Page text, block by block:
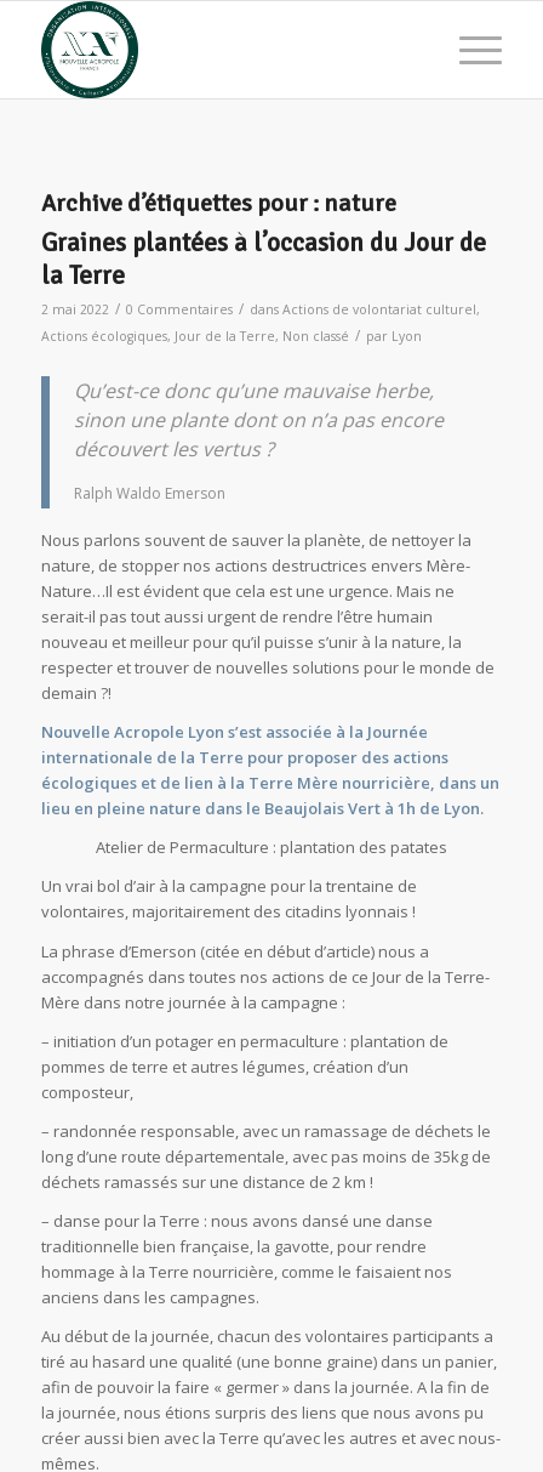
Archive d’étiquettes pour : nature
Graines plantées à l’occasion du Jour de
la Terre
2 mai 2022 / 0 Commentaires / dans Actions de volontariat culturel,
Actions écologiques, Jour de la Terre, Non classé / par Lyon
Qu’est-ce donc qu’une mauvaise herbe,
sinon une plante dont on n’a pas encore
découvert les vertus ?
Ralph Waldo Emerson
Nous parlons souvent de sauver la planète, de nettoyer la
nature, de stopper nos actions destructrices envers Mère-
Nature…Il est évident que cela est une urgence. Mais ne
serait-il pas tout aussi urgent de rendre l’être humain
nouveau et meilleur pour qu’il puisse s’unir à la nature, la
respecter et trouver de nouvelles solutions pour le monde de
demain ?!
Nouvelle Acropole Lyon s’est associée à la Journée
internationale de la Terre pour proposer des actions
écologiques et de lien à la Terre Mère nourricière, dans un
lieu en pleine nature dans le Beaujolais Vert à 1h de Lyon.
Atelier de Permaculture : plantation des patates
Un vrai bol d’air à la campagne pour la trentaine de
volontaires, majoritairement des citadins lyonnais !
La phrase d’Emerson (citée en début d’article) nous a
accompagnés dans toutes nos actions de ce Jour de la Terre-
Mère dans notre journée à la campagne :
– initiation d’un potager en permaculture : plantation de
pommes de terre et autres légumes, création d’un
composteur,
– randonnée responsable, avec un ramassage de déchets le
long d’une route départementale, avec pas moins de 35kg de
déchets ramassés sur une distance de 2 km !
– danse pour la Terre : nous avons dansé une danse
traditionnelle bien française, la gavotte, pour rendre
hommage à la Terre nourricière, comme le faisaient nos
anciens dans les campagnes.
Au début de la journée, chacun des volontaires participants a
tiré au hasard une qualité (une bonne graine) dans un panier,
afin de pouvoir la faire « germer » dans la journée. A la fin de
la journée, nous étions surpris des liens que nous avons pu
créer aussi bien avec la Terre qu’avec les autres et avec nous-
mêmes.